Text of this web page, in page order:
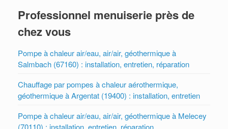
Professionnel menuiserie près de
chez vous
Pompe à chaleur air/eau, air/air, géothermique à
Salmbach (67160) : installation, entretien, réparation
Chauffage par pompes à chaleur aérothermique,
géothermique à Argentat (19400) : installation, entretien
Pompe à chaleur air/eau, air/air, géothermique à Melecey